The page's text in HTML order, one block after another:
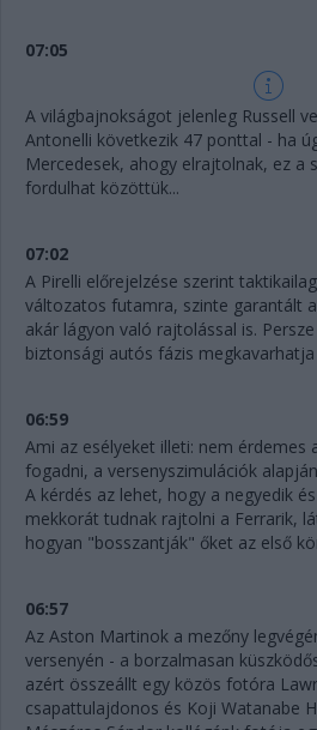
07:05
A világbajnokságot jelenleg Russell
Antonelli következik 47 ponttal - ha
Mercedesek, ahogy elrajtolnak, ez a
fordulhat közöttük...
07:02
A Pirelli előrejelzése szerint
változatos futamra, szinte garantált
akár lágyon való rajtolással is.
biztonsági autós fázis megkavarhatja
06:59
Ami az esélyeket illeti: nem érdemes
fogadni, a versenyszimulációk
A kérdés az lehet, hogy a negyedik
mekkorát tudnak rajtolni a Ferrarik,
hogyan "bosszantják" őket az első
06:57
Az Aston Martinok a mezőny
versenyén - a borzalmasan
azért összeállt egy közös fotóra
csapattulajdonos és Koji Watanabe